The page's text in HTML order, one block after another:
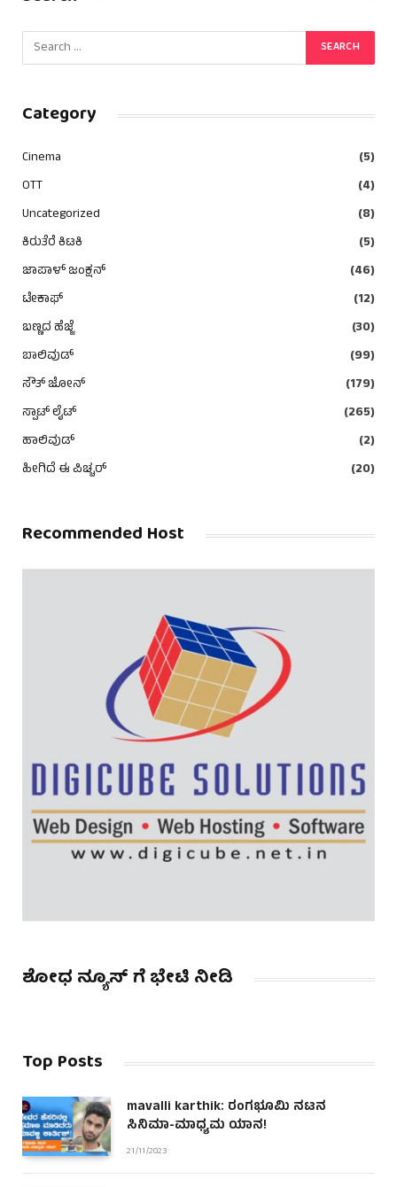
Category
Cinema
(5)
OTT
(4)
Uncategorized
(8)
ಕಿರುತೆರೆ ಕಿಟಕಿ
(5)
ಜಾಪಾಳ್ ಜಂಕ್ಷನ್
(46)
ಟೇಕಾಫ್
(12)
ಬಣ್ಣದ ಹೆಜ್ಜೆ
(30)
ಬಾಲಿವುಡ್
(99)
ಸೌತ್ ಜೋನ್
(179)
ಸ್ಪಾಟ್ ಲೈಟ್
(265)
ಹಾಲಿವುಡ್
(2)
ಹೀಗಿದೆ ಈ ಪಿಚ್ಚರ್
(20)
Recommended Host
ಶೋಧ ನ್ಯೂಸ್ ಗೆ ಭೇಟಿ ನೀಡಿ
Top Posts
mavalli karthik: ರಂಗಭೂಮಿ ನಟನ
ಸಿನಿಮಾ-ಮಾಧ್ಯಮ ಯಾನ!
21/11/2023